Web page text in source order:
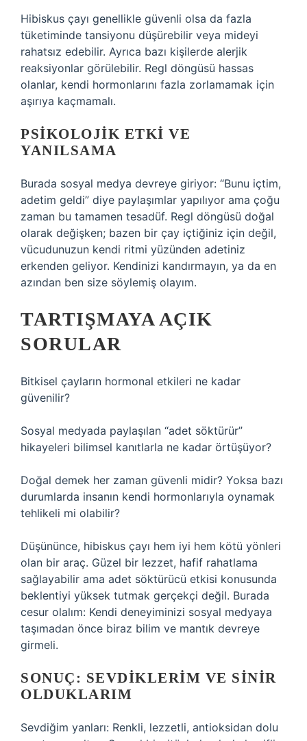
Hibiskus çayı genellikle güvenli olsa da fazla
tüketiminde tansiyonu düşürebilir veya mideyi
rahatsız edebilir. Ayrıca bazı kişilerde alerjik
reaksiyonlar görülebilir. Regl döngüsü hassas
olanlar, kendi hormonlarını fazla zorlamamak için
aşırıya kaçmamalı.
PSIKOLOJIK ETKI VE
YANILSAMA
Burada sosyal medya devreye giriyor: “Bunu içtim,
adetim geldi” diye paylaşımlar yapılıyor ama çoğu
zaman bu tamamen tesadüf. Regl döngüsü doğal
olarak değişken; bazen bir çay içtiğiniz için değil,
vücudunuzun kendi ritmi yüzünden adetiniz
erkenden geliyor. Kendinizi kandırmayın, ya da en
azından ben size söylemiş olayım.
TARTIŞMAYA AÇIK
SORULAR
Bitkisel çayların hormonal etkileri ne kadar
güvenilir?
Sosyal medyada paylaşılan “adet söktürür”
hikayeleri bilimsel kanıtlarla ne kadar örtüşüyor?
Doğal demek her zaman güvenli midir? Yoksa bazı
durumlarda insanın kendi hormonlarıyla oynamak
tehlikeli mi olabilir?
Düşününce, hibiskus çayı hem iyi hem kötü yönleri
olan bir araç. Güzel bir lezzet, hafif rahatlama
sağlayabilir ama adet söktürücü etkisi konusunda
beklentiyi yüksek tutmak gerçekçi değil. Burada
cesur olalım: Kendi deneyiminizi sosyal medyaya
taşımadan önce biraz bilim ve mantık devreye
girmeli.
SONUÇ: SEVDIKLERIM VE SINIR
OLDUKLARIM
Sevdiğim yanları: Renkli, lezzetli, antioksidan dolu